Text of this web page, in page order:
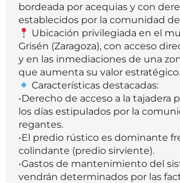
bordeada por acequias y con
establecidos por la comunidad
Ubicación privilegiada en el
Grisén (Zaragoza), con acceso
y en las inmediaciones de una
que aumenta su valor estratégico.
Características destacadas:
•Derecho de acceso a la tajadera
los días estipulados por la
regantes.
•El predio rústico es dominante
colindante (predio sirviente).
•Gastos de mantenimiento del
vendrán determinados por las